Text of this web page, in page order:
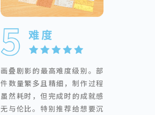
画叠剧影的最高难度级别。部
件数量繁多且精细，制作过程
虽然耗时，但完成时的成就感
无与伦比。特别推荐给想要沉